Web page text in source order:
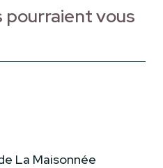
vous
La Maisonnée